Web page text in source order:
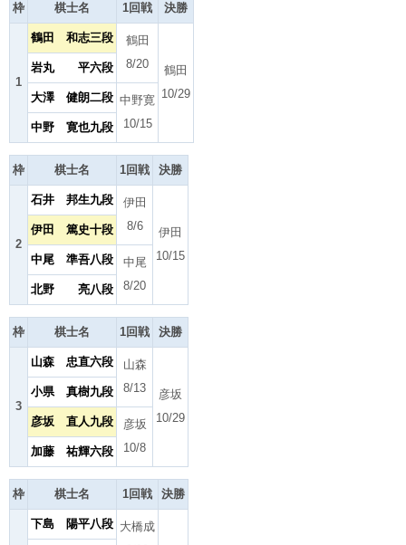
枠 棋士名 1回戦 決勝
1
鶴田 和志三段
鶴田
8/20
鶴田
10/29
岩丸 平六段
大澤 健朗二段 中野寛
10/15
中野 寛也九段
枠 棋士名 1回戦 決勝
2
石井 邦生九段
伊田
8/6
伊田
10/15
伊田 篤史十段
中尾 準吾八段
中尾
8/20
北野 亮八段
枠 棋士名 1回戦 決勝
3
山森 忠直六段
山森
8/13
彦坂
10/29
小県 真樹九段
彦坂 直人九段
彦坂
10/8
加藤 祐輝六段
枠 棋士名 1回戦 決勝
下島 陽平八段 大橋成